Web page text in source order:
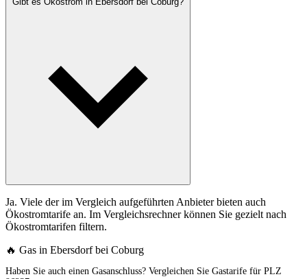
Ja. Viele der im Vergleich aufgeführten Anbieter bieten auch
Ökostromtarife an. Im Vergleichsrechner können Sie gezielt nach
Ökostromtarifen filtern.
🔥 Gas in Ebersdorf bei Coburg
Haben Sie auch einen Gasanschluss? Vergleichen Sie Gastarife für PLZ